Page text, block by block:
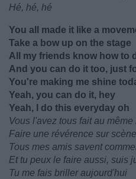
Hé, hé, hé
You all made it like a
Take a bow up on the stage
All my friends know how to
And you can do it too, just
You're making me shine
Yeah, you can do it, hey
Yeah, I do this everyday oh
Vous l'avez tous fait au
Faire une révérence sur scène
Tous mes amis savent
Et tu peux le faire aussi, suis
Tu me fais briller aujourd'hui